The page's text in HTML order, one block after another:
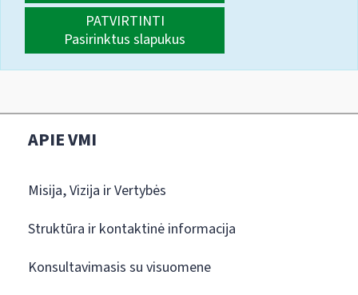
PATVIRTINTI
Pasirinktus slapukus
APIE VMI
Misija, Vizija ir Vertybės
Struktūra ir kontaktinė informacija
Konsultavimasis su visuomene